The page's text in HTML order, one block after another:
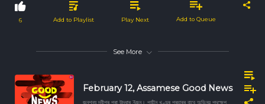
6 Add to Playlist Play Next Add to Queue
See More
February 12, Assamese Good News
জনশূন্য দ্বীপৰ পৰা উদ্ধাৰ 3জন। পৰ্যটন খণ্ডৰ প্ৰচাৰৰ বাবে অভিনৱ পদক্ষেপ